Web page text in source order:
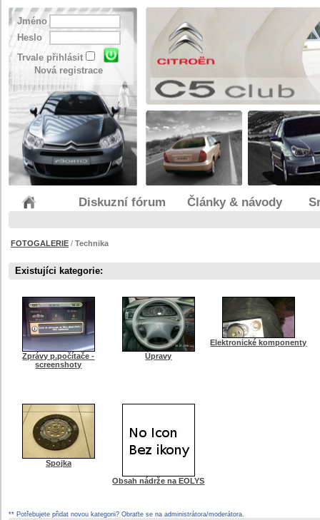
Jméno
Heslo
Trvale přihlásit
Nová registrace
Diskuzní fórum Články & návody
FOTOGALERIE / Technika
Existujíci kategorie:
Zprávy p.počítače -
screenshoty
Úpravy
Elektronické komponenty
Spojka
Obsah nádrže na EOLYS
** Potřebujete přidat novou kategorii? Obraťte se na administrátora/moderátora.